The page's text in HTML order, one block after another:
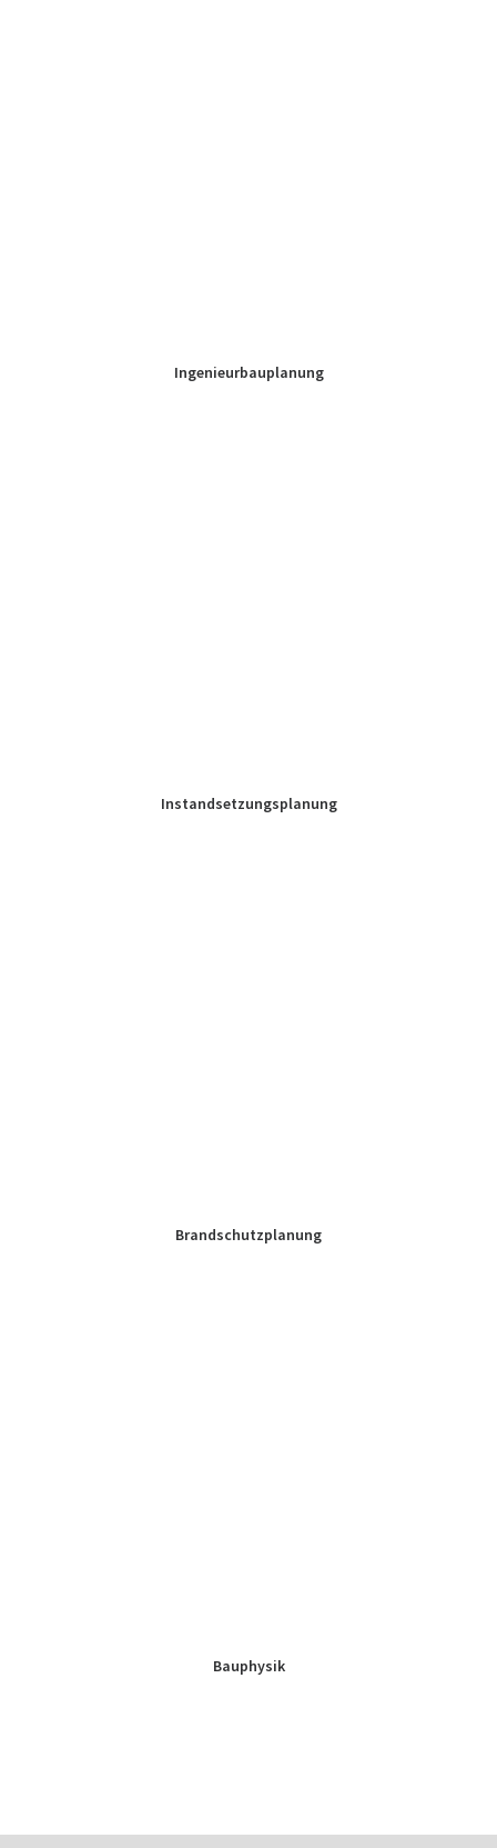
Ingenieurbauplanung
Instandsetzungsplanung
Brandschutzplanung
Bauphysik